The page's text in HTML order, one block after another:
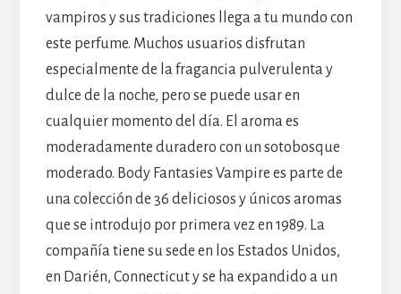
vampiros y sus tradiciones llega a tu mundo con
este perfume. Muchos usuarios disfrutan
especialmente de la fragancia pulverulenta y
dulce de la noche, pero se puede usar en
cualquier momento del día. El aroma es
moderadamente duradero con un sotobosque
moderado. Body Fantasies Vampire es parte de
una colección de 36 deliciosos y únicos aromas
que se introdujo por primera vez en 1989. La
compañía tiene su sede en los Estados Unidos,
en Darién, Connecticut y se ha expandido a un